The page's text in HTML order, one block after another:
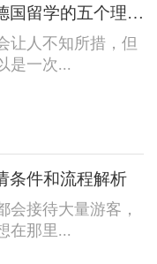
德国留学有哪些好处？盘点去德国留学的五个理由！
人不知所措，但
是一次...
条件和流程解析
接待大量游客，
在那里...